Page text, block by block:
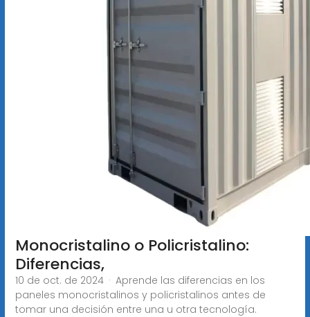
Monocristalino o Policristalino:
Diferencias,
10 de oct. de 2024 · Aprende las diferencias en los
paneles monocristalinos y policristalinos antes de
tomar una decisión entre una u otra tecnología.